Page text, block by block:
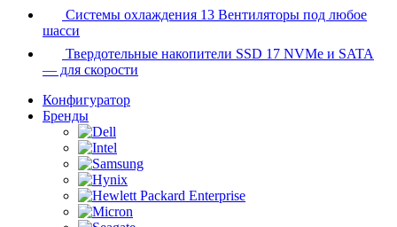
Системы охлаждения 13 Вентиляторы под любое
шасси
Твердотельные накопители SSD 17 NVMe и SATA
— для скорости
Конфигуратор
Бренды